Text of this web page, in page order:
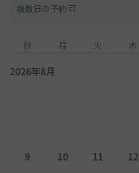
複数日の予約 可
日 月 火 水
2026年8月
9 10 11 12